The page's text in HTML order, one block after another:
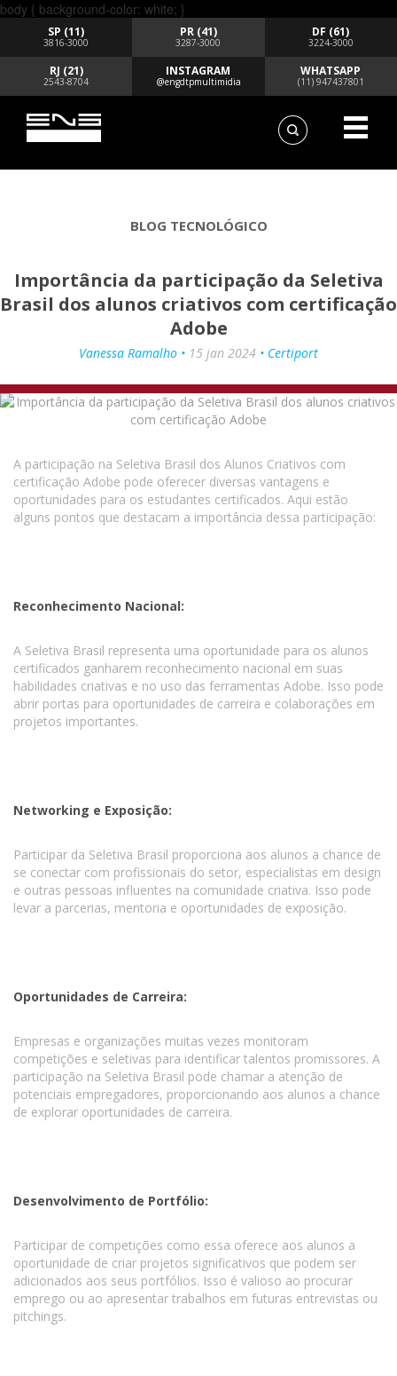
body { background-color: white; }
SP (11)
3816-3000
PR (41)
3287-3000
DF (61)
3224-3000
RJ (21)
2543-8704
INSTAGRAM
@engdtpmultimidia
WHATSAPP
(11) 947437801
BLOG TECNOLÓGICO
Importância da participação da Seletiva
Brasil dos alunos criativos com certificação
Adobe
Vanessa Ramalho • 15 jan 2024 • Certiport
A participação na Seletiva Brasil dos Alunos Criativos com
certificação Adobe pode oferecer diversas vantagens e
oportunidades para os estudantes certificados. Aqui estão
alguns pontos que destacam a importância dessa participação:
Reconhecimento Nacional:
A Seletiva Brasil representa uma oportunidade para os alunos
certificados ganharem reconhecimento nacional em suas
habilidades criativas e no uso das ferramentas Adobe. Isso pode
abrir portas para oportunidades de carreira e colaborações em
projetos importantes.
Networking e Exposição:
Participar da Seletiva Brasil proporciona aos alunos a chance de
se conectar com profissionais do setor, especialistas em design
e outras pessoas influentes na comunidade criativa. Isso pode
levar a parcerias, mentoria e oportunidades de exposição.
Oportunidades de Carreira:
Empresas e organizações muitas vezes monitoram
competições e seletivas para identificar talentos promissores. A
participação na Seletiva Brasil pode chamar a atenção de
potenciais empregadores, proporcionando aos alunos a chance
de explorar oportunidades de carreira.
Desenvolvimento de Portfólio:
Participar de competições como essa oferece aos alunos a
oportunidade de criar projetos significativos que podem ser
adicionados aos seus portfólios. Isso é valioso ao procurar
emprego ou ao apresentar trabalhos em futuras entrevistas ou
pitchings.